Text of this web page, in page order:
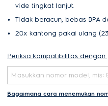
vide tingkat lanjut.
Tidak beracun, bebas BPA
20x kantong pakai ulang
Periksa kompatibilitas
Bagaimana cara menemukan